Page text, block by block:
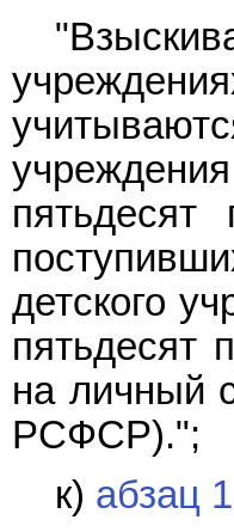
детского
пятьдесят
на личный
РСФСР).";
к) абзац 1